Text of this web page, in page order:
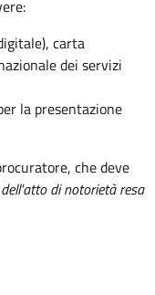
carta
dei servizi
la presentazione
che deve
di notorietà resa